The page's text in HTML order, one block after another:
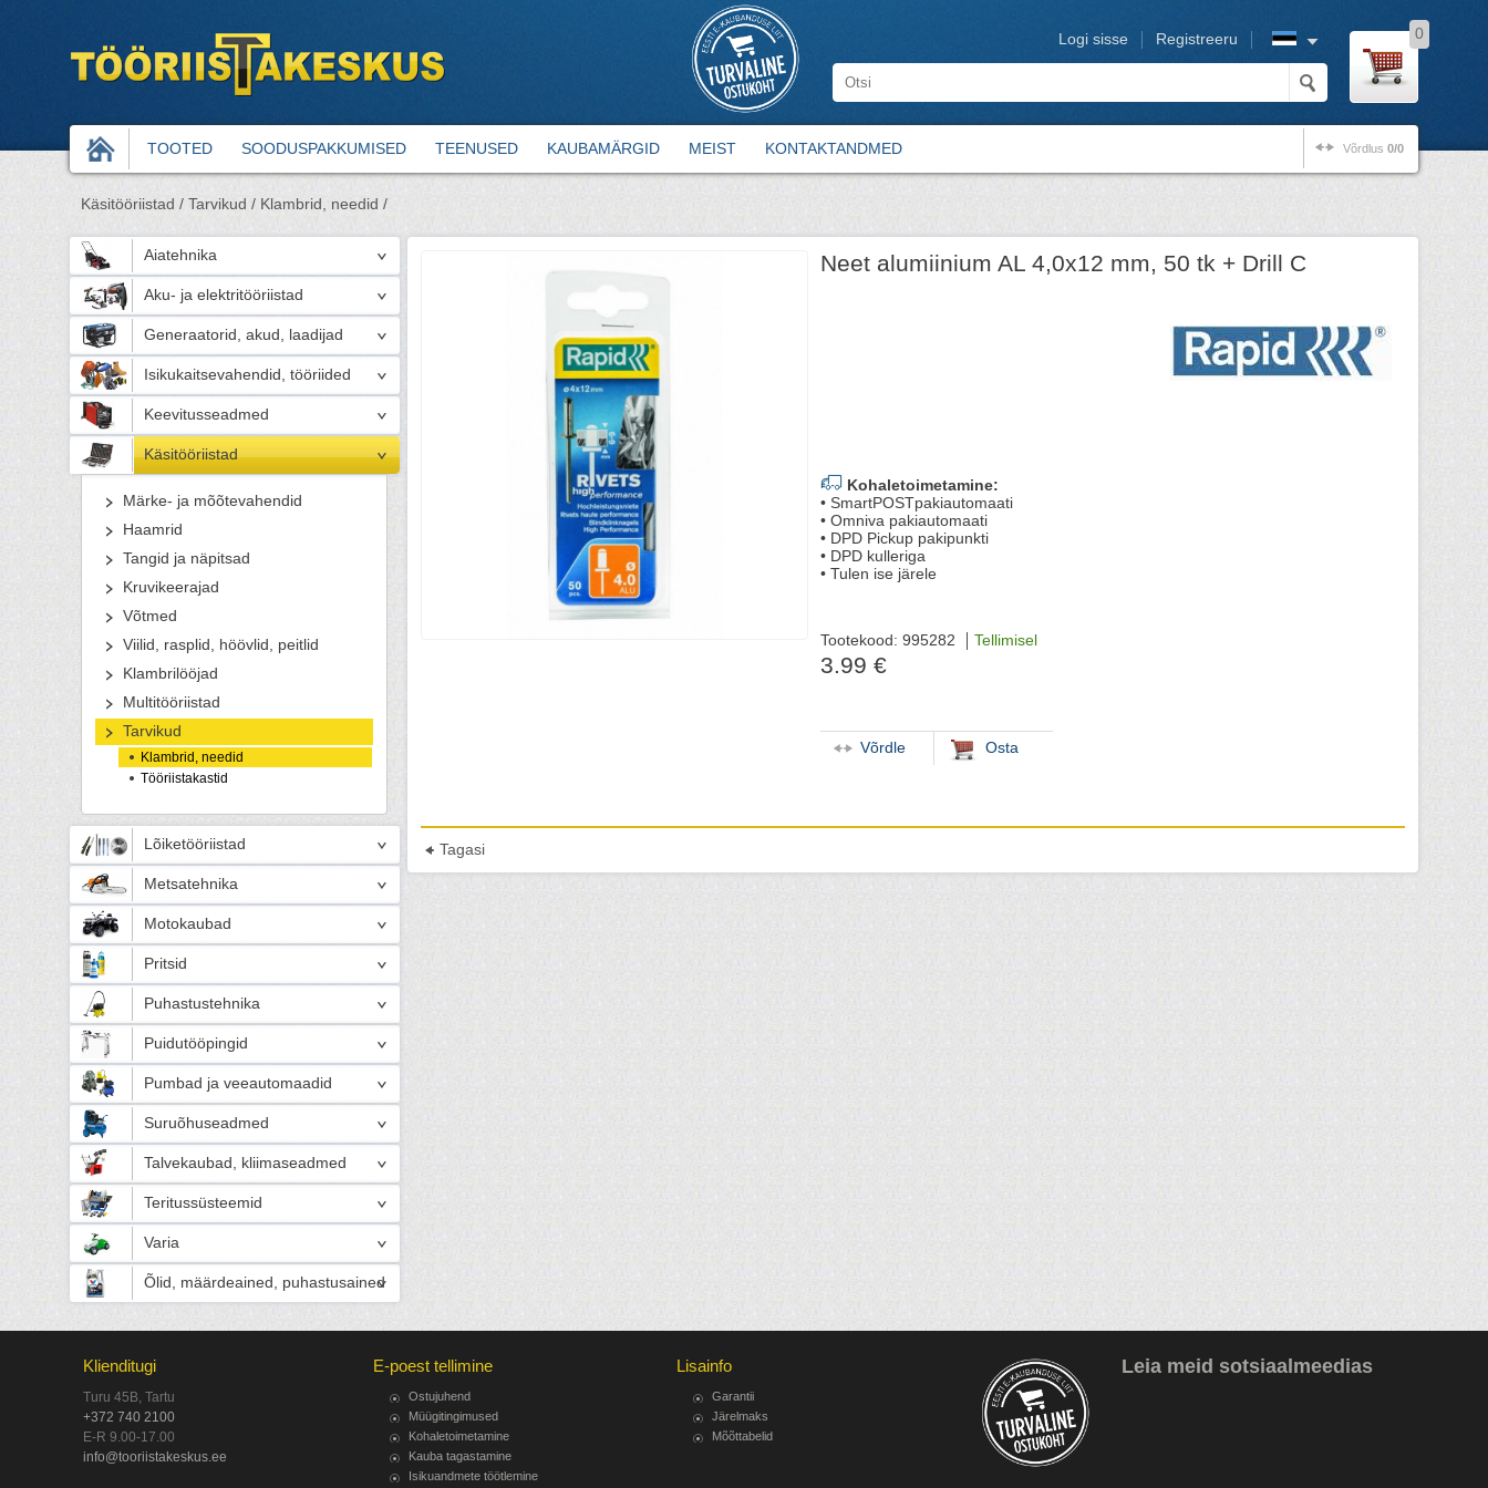
Registreeru
Logi sisse 0
TOOTED SOODUSPAKKUMISED TEENUSED KAUBAMÄRGID MEIST KONTAKTANDMED Võrdlus 0/0
Käsitööriistad / Tarvikud / Klambrid, needid /
Aiatehnika
Aku- ja elektritööriistad
Generaatorid, akud, laadijad
Isikukaitsevahendid, tööriided
Keevitusseadmed
Käsitööriistad
Märke- ja mõõtevahendid
Haamrid
Tangid ja näpitsad
Kruvikeerajad
Võtmed
Viilid, rasplid, höövlid, peitlid
Klambrilööjad
Multitööriistad
Tarvikud
Klambrid, needid
Tööriistakastid
Lõiketööriistad
Metsatehnika
Motokaubad
Pritsid
Puhastustehnika
Puidutööpingid
Pumbad ja veeautomaadid
Suruõhuseadmed
Talvekaubad, kliimaseadmed
Teritussüsteemid
Varia
Õlid, määrdeained, puhastusained
Neet alumiinium AL 4,0x12 mm, 50 tk + Drill C
Kohaletoimetamine:
• SmartPOSTpakiautomaati
• Omniva pakiautomaati
• DPD Pickup pakipunkti
• DPD kulleriga
• Tulen ise järele
Tootekood: 995282 Tellimisel
3.99 €
Võrdle Osta
Tagasi
Klienditugi
Turu 45B, Tartu
+372 740 2100
E-R 9.00-17.00
info@tooriistakeskus.ee
E-poest tellimine
Ostujuhend
Müügitingimused
Kohaletoimetamine
Kauba tagastamine
Isikuandmete töötlemine
Lisainfo
Garantii
Järelmaks
Mõõttabelid
Leia meid sotsiaalmeedias